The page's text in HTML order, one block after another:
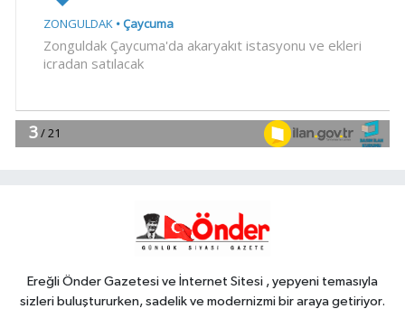
18:52Türk Tarih Kurumu'ndan tarihi
18:48 .
Ereğli Önder Gazetesi ve İnternet Sitesi , yepyeni temasıyla
sizleri buluştururken, sadelik ve modernizmi bir araya getiriyor.